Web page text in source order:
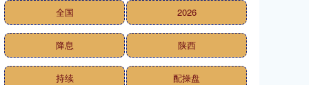
全国 2026
降息 陕西
持续 配操盘